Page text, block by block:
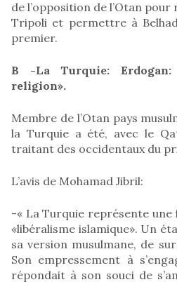
de l’opposition de l’Otan
Tripoli et permettre à
premier.
B -La Turquie: Erdogan:
religion».
Membre de l’Otan pays
la Turquie a été, avec le
traitant des occidentaux du
L’avis de Mohamad Jibril:
-« La Turquie représente
«libéralisme islamique». Un
sa version musulmane, de
Son empressement à
répondait à son souci de